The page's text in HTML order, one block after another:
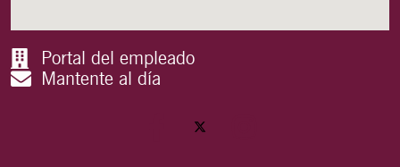
Portal del empleado
Mantente al día